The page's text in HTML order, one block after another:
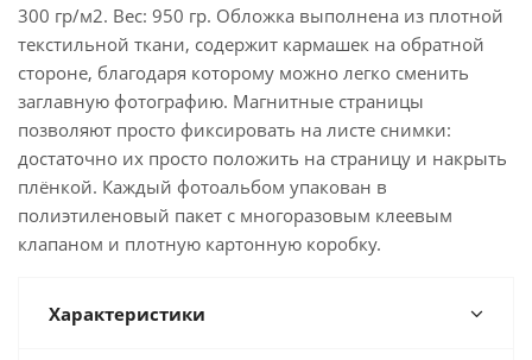
300 гр/м2. Вес: 950 гр. Обложка выполнена из плотной
текстильной ткани, содержит кармашек на обратной
стороне, благодаря которому можно легко сменить
заглавную фотографию. Магнитные страницы
позволяют просто фиксировать на листе снимки:
достаточно их просто положить на страницу и накрыть
плёнкой. Каждый фотоальбом упакован в
полиэтиленовый пакет с многоразовым клеевым
клапаном и плотную картонную коробку.
Характеристики